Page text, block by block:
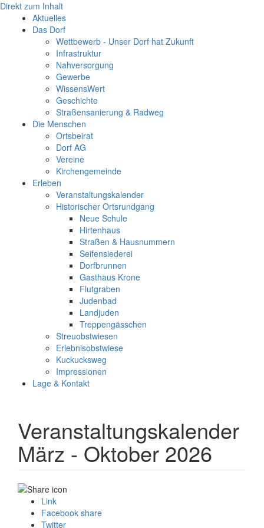
Direkt zum Inhalt
Aktuelles
Das Dorf
Wettbewerb - Unser Dorf hat Zukunft
Infrastruktur
Nahversorgung
Gewerbe
WissensWert
Geschichte
Straßensanierung & Radweg
Die Menschen
Ortsbeirat
Dorf AG
Vereine
Kirchengemeinde
Erleben
Veranstaltungskalender
Historischer Ortsrundgang
Neue Schule
Hirtenhaus
Straßen & Hausnummern
Seifensiederei
Dorfbrunnen
Gasthaus Krone
Flutgraben
Judenbad
Landjuden
Treppengässchen
Streuobstwiesen
Erlebnisobstwiese
Kuckucksweg
Impressionen
Lage & Kontakt
Veranstaltungskalender
März - Oktober 2026
Link
Facebook share
Twitter